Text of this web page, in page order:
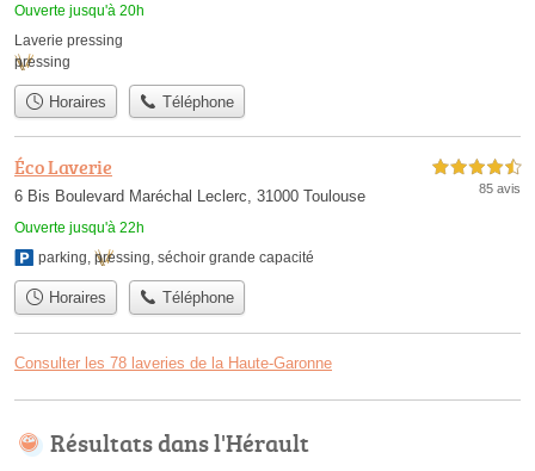
Ouverte jusqu'à 20h
Laverie pressing
pressing
Horaires Téléphone
Éco Laverie
6 Bis Boulevard Maréchal Leclerc, 31000 Toulouse
Ouverte jusqu'à 22h
4,5 étoiles sur 5
85 avis
parking, pressing, séchoir grande capacité
Horaires Téléphone
Consulter les 78 laveries de la Haute-Garonne
Résultats dans l'Hérault